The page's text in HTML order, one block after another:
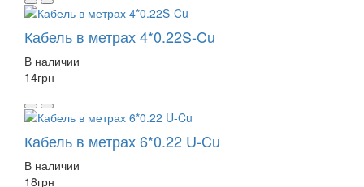
Кабель в метрах 4*0.22S-Cu
В наличии
14грн
Кабель в метрах 6*0.22 U-Cu
В наличии
18грн